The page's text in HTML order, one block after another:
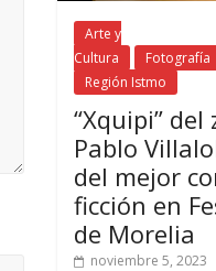
Arte y
Cultura
Fotografía
Región Istmo
“Xquipi” del
Pablo
del mejor
ficción en
de Morelia
noviembre 5, 2023